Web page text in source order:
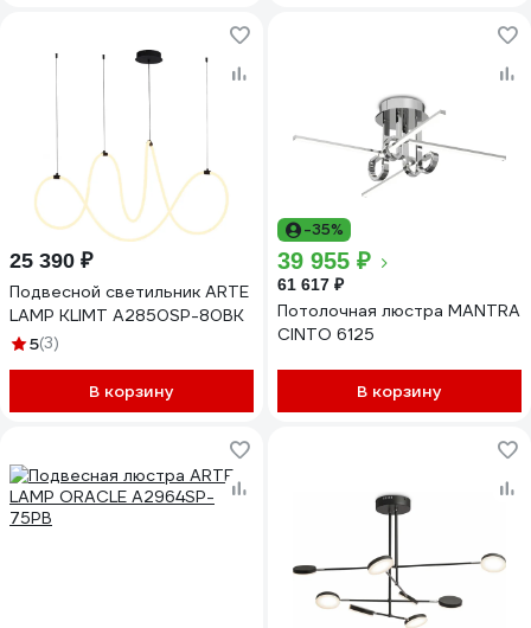
25 390 ₽
Подвесной светильник ARTE
LAMP KLIMT A2850SP-80BK
5(3)
В корзину
-35%
39 955 ₽
61 617 ₽
Потолочная люстра MANTRA
CINTO 6125
В корзину